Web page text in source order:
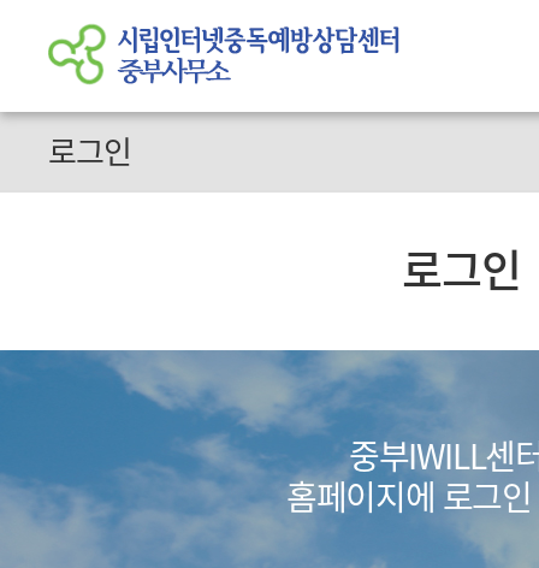
로그인
로그인
중부IWILL센
홈페이지에 로그